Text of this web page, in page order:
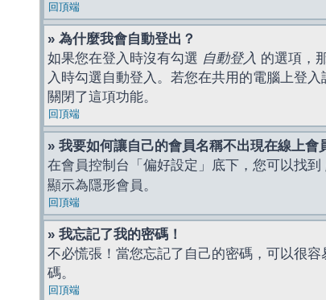
回頂端
» 為什麼我會自動登出？
如果您在登入時沒有勾選 自動登入 的選項，
入時勾選自動登入。若您在共用的電腦上登
關閉了這項功能。
回頂端
» 我要如何讓自己的會員名稱不出現在線上會
在會員控制台「偏好設定」底下，您可以找到
顯示為隱形會員。
回頂端
» 我忘記了我的密碼！
不必慌張！當您忘記了自己的密碼，可以很
碼。
回頂端